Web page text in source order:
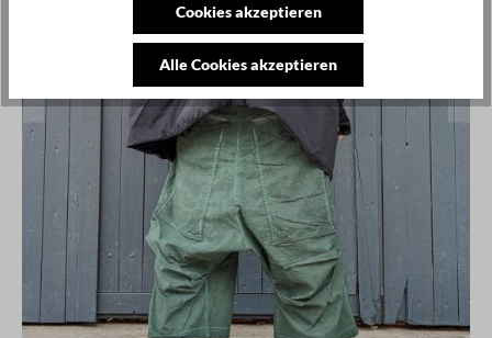
Cookies akzeptieren
Alle Cookies akzeptieren